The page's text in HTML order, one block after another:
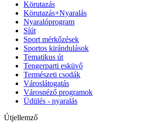
Körutazás
Körutazás+Nyaralás
Nyaralóprogram
Síút
Sport mérkőzések
Sportos kirándulások
Tematikus út
Tengerparti esküvő
Természeti csodák
Városlátogatás
Városnéző programok
Üdülés - nyaralás
Útjellemző